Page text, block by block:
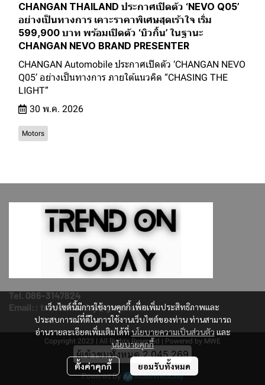
CHANGAN THAILAND ประกาศเปิดตัว ‘NEVO Q05’
อย่างเป็นทางการ เคาะราคาพิเศษสุดเร้าใจ เริ่ม
599,900 บาท พร้อมเปิดตัว ‘บิวกิ้น’ ในฐานะ
CHANGAN NEVO BRAND PRESENTER
CHANGAN Automobile ประกาศเปิดตัว ‘CHANGAN NEVO
Q05’ อย่างเป็นทางการ ภายใต้แนวคิด “CHASING THE
LIGHT”
30 พ.ค. 2026
Motors
เว็บไซต์นี้มีการใช้งานคุกกี้ เพื่อเพิ่มประสิทธิภาพและ
ประสบการณ์ที่ดีในการใช้งานเว็บไซต์ของท่าน ท่านสามารถ
อ่านรายละเอียดเพิ่มเติมได้ที่ นโยบายความเป็นส่วนตัว และ
นโยบายคุกกี้
ตั้งค่าคุกกี้ ยอมรับทั้งหมด
Tel. 086-3147824
Email:: trendontoday@gmail.com
Copyright 2023 | All Rights Reserved | Powered by MWE
ผู้เข้าชมวันนี้1,202
Powered By MakeWebEasy